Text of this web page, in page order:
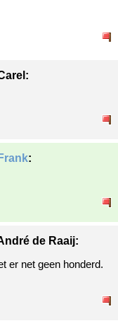
Frank:
de Raaij:
er net geen honderd.